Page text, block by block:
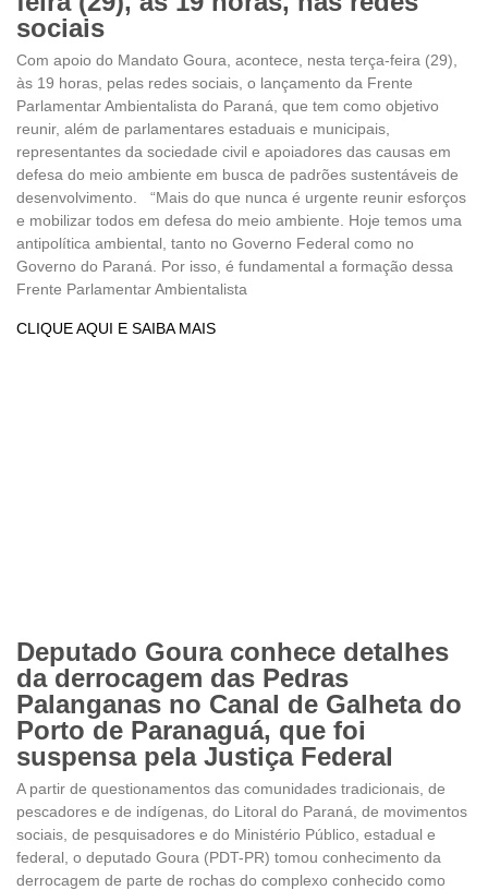
sociais
Com apoio do Mandato Goura, acontece, nesta terça-feira (29),
às 19 horas, pelas redes sociais, o lançamento da Frente
Parlamentar Ambientalista do Paraná, que tem como objetivo
reunir, além de parlamentares estaduais e municipais,
representantes da sociedade civil e apoiadores das causas em
defesa do meio ambiente em busca de padrões sustentáveis de
desenvolvimento. “Mais do que nunca é urgente reunir esforços
e mobilizar todos em defesa do meio ambiente. Hoje temos uma
antipolítica ambiental, tanto no Governo Federal como no
Governo do Paraná. Por isso, é fundamental a formação dessa
Frente Parlamentar Ambientalista
CLIQUE AQUI E SAIBA MAIS
Deputado Goura conhece detalhes
da derrocagem das Pedras
Palanganas no Canal de Galheta do
Porto de Paranaguá, que foi
suspensa pela Justiça Federal
A partir de questionamentos das comunidades tradicionais, de
pescadores e de indígenas, do Litoral do Paraná, de movimentos
sociais, de pesquisadores e do Ministério Público, estadual e
federal, o deputado Goura (PDT-PR) tomou conhecimento da
derrocagem de parte de rochas do complexo conhecido como